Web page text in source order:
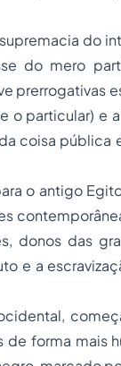
do
do mero
prerrogativas
o particular) e
coisa pública
o antigo
donos das
e a
forma mais